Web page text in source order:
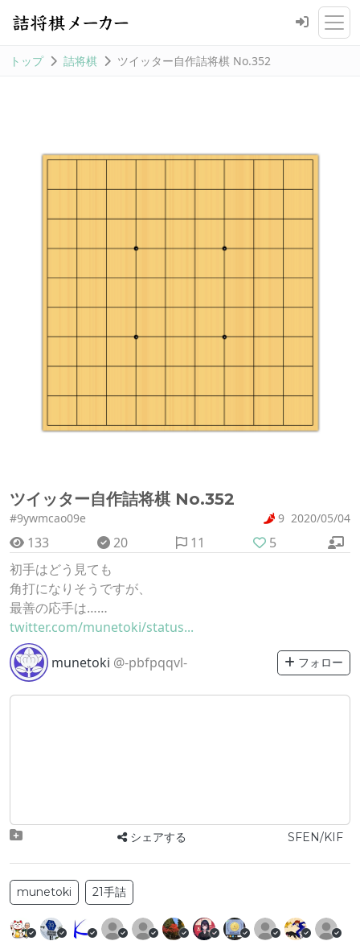
トップ 詰将棋 ツイッター自作詰将棋 No.352
ツイッター自作詰将棋 No.352
#9ywmcao09e 9 2020/05/04
133 20 11
5
初手はどう見ても
角打になりそうですが、
最善の応手は……
twitter.com/munetoki/status...
munetoki @-pbfpqqvl- フォロー
シェアする SFEN/KIF
munetoki 21手詰